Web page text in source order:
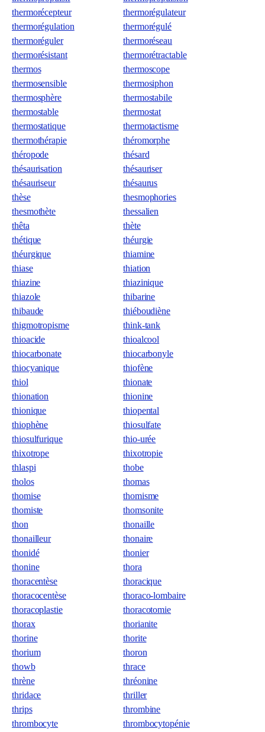
thermorécepteur
thermorégulateur
thermorégulation
thermorégulé
thermoréguler
thermoréseau
thermorésistant
thermorétractable
thermos
thermoscope
thermosensible
thermosiphon
thermosphère
thermostabile
thermostable
thermostat
thermostatique
thermotactisme
thermothérapie
théromorphe
théropode
thésard
thésaurisation
thésauriser
thésauriseur
thésaurus
thèse
thesmophories
thesmothète
thessalien
thêta
thète
thétique
théurgie
théurgique
thiamine
thiase
thiation
thiazine
thiazinique
thiazole
thibarine
thibaude
thiéboudiène
thigmotropisme
think-tank
thioacide
thioalcool
thiocarbonate
thiocarbonyle
thiocyanique
thiofène
thiol
thionate
thionation
thionine
thionique
thiopental
thiophène
thiosulfate
thiosulfurique
thio-urée
thixotrope
thixotropie
thlaspi
thobe
tholos
thomas
thomise
thomisme
thomiste
thomsonite
thon
thonaille
thonailleur
thonaire
thonidé
thonier
thonine
thora
thoracentèse
thoracique
thoracocentèse
thoraco-lombaire
thoracoplastie
thoracotomie
thorax
thorianite
thorine
thorite
thorium
thoron
thowb
thrace
thrène
thréonine
thridace
thriller
thrips
thrombine
thrombocyte
thrombocytopénie